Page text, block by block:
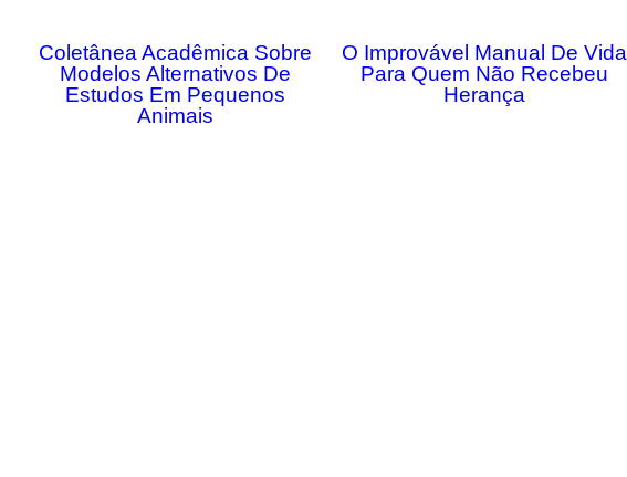
Coletânea Acadêmica Sobre
Modelos Alternativos De
Estudos Em Pequenos
Animais
O Improvável Manual De Vida
Para Quem Não Recebeu
Herança